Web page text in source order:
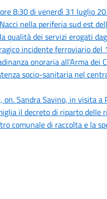
8:30 di venerdì 31 luglio
nella periferia sud est
qualità dei servizi erogati
incidente ferroviario del
onoraria all’Arma dei
socio-sanitaria nel
Sandra Savino, in visita a
il decreto di riparto delle
comunale di raccolta e la